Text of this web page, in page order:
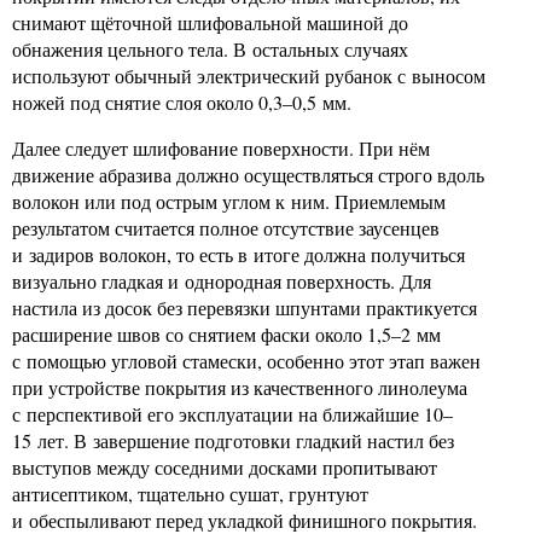
снимают щёточной шлифовальной машиной до
обнажения цельного тела. В остальных случаях
используют обычный электрический рубанок с выносом
ножей под снятие слоя около 0,3–0,5 мм.
Далее следует шлифование поверхности. При нём
движение абразива должно осуществляться строго вдоль
волокон или под острым углом к ним. Приемлемым
результатом считается полное отсутствие заусенцев
и задиров волокон, то есть в итоге должна получиться
визуально гладкая и однородная поверхность. Для
настила из досок без перевязки шпунтами практикуется
расширение швов со снятием фаски около 1,5–2 мм
с помощью угловой стамески, особенно этот этап важен
при устройстве покрытия из качественного линолеума
с перспективой его эксплуатации на ближайшие 10–
15 лет. В завершение подготовки гладкий настил без
выступов между соседними досками пропитывают
антисептиком, тщательно сушат, грунтуют
и обеспыливают перед укладкой финишного покрытия.